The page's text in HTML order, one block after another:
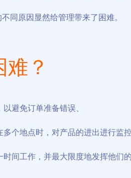
同原因显然给管理带来了困难。
？
避免订单准备错误、
多个地点时，对产品的进出进行监控
时间工作，并最大限度地发挥他们